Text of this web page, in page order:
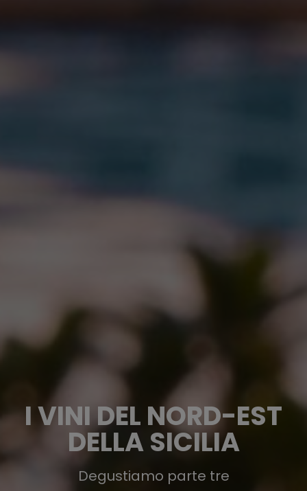
I VINI DEL NORD-EST
DELLA SICILIA
Degustiamo parte tre